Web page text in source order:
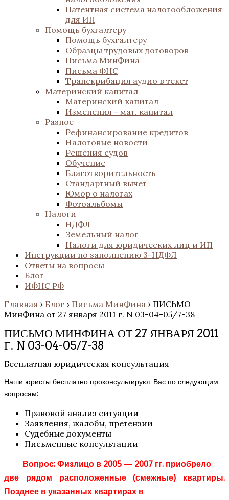
Патентная система налогообложения
для ИП
Помощь бухгалтеру
Помощь бухгалтеру
Образцы трудовых договоров
Письма МинФина
Письма ФНС
Транскрибация аудио в текст
Материнский капитал
Материнский капитал
Изменения - мат. капитал
Разное
Рефинансирование кредитов
Налоговые новости
Решения судов
Обучение
Благотворительность
Стандартный вычет
Юмор о налогах
Фотоальбомы
Налоги
НДФЛ
Земельный налог
Налоги для юридических лиц и ИП
Инструкции по заполнению 3-НДФЛ
Ответы на вопросы
Блог
ИФНС РФ
Главная › Блог › Письма МинФина › ПИСЬМО
МинФина от 27 января 2011 г. N 03-04-05/7-38
ПИСЬМО МИНФИНА ОТ 27 ЯНВАРЯ 2011
Г. N 03-04-05/7-38
Бесплатная юридическая консультация
Наши юристы бесплатно проконсультируют Вас по следующим
вопросам:
Правовой анализ ситуации
Заявления, жалобы, претензии
Судебные документы
Письменные консультации
Вопрос: Физлицо в 2005 — 2007 гг. приобрело
две рядом расположенные (смежные) квартиры.
Позднее в указанных квартирах в